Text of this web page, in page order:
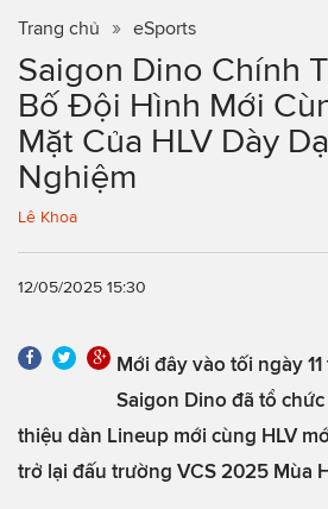
Trang chủ eSports
Saigon Dino Chính
Bố Đội Hình Mới
Mặt Của HLV Dày
Nghiệm
Lê Khoa
12/05/2025 15:30
Mới đây vào tối ngày
Saigon Dino đã tổ
thiệu dàn Lineup mới cùng HLV
trở lại đấu trường VCS 2025 Mùa